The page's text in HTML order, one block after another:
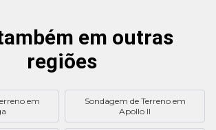
em outras
regiões
em
Sondagem de Terreno em
Apollo II